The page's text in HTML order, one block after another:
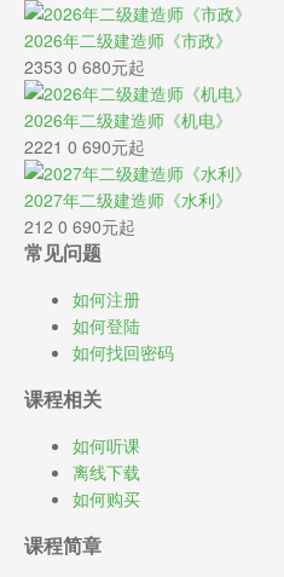
2026年二级建造师《市政》
2353 0 680元起
2026年二级建造师《机电》
2221 0 690元起
2027年二级建造师《水利》
212 0 690元起
常见问题
如何注册
如何登陆
如何找回密码
课程相关
如何听课
离线下载
如何购买
课程简章